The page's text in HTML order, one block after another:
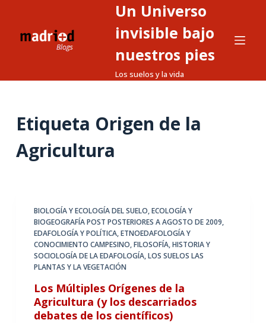
o
Un Universo
invisible bajo
nuestros pies
Los suelos y la vida
Etiqueta Origen de la
Agricultura
BIOLOGÍA Y ECOLOGÍA DEL SUELO,ECOLOGÍA Y
BIOGEOGRAFÍA POST POSTERIORES A AGOSTO DE 2009,
EDAFOLOGÍA Y POLÍTICA,ETNOEDAFOLOGÍA Y
CONOCIMIENTO CAMPESINO,FILOSOFÍA, HISTORIA Y
SOCIOLOGÍA DE LA EDAFOLOGÍA,LOS SUELOS LAS
PLANTAS Y LA VEGETACIÓN
Los Múltiples Orígenes de la
Agricultura (y los descarriados
debates de los científicos)